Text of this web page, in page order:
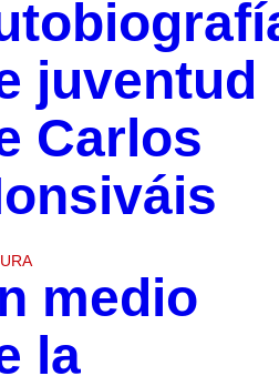
juventud
Carlos
medio
la